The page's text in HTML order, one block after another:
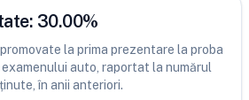
30.00%
la prima prezentare la proba
auto, raportat la numărul
în anii anteriori.